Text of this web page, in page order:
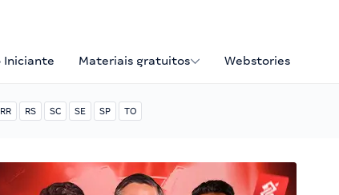
Iniciante Materiais gratuitos Webstories
RR RS SC SE SP TO